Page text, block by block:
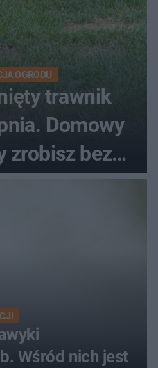
OGRODU
trawnik
Domowy
zrobisz bez
pieniędzy
Wśród nich jest